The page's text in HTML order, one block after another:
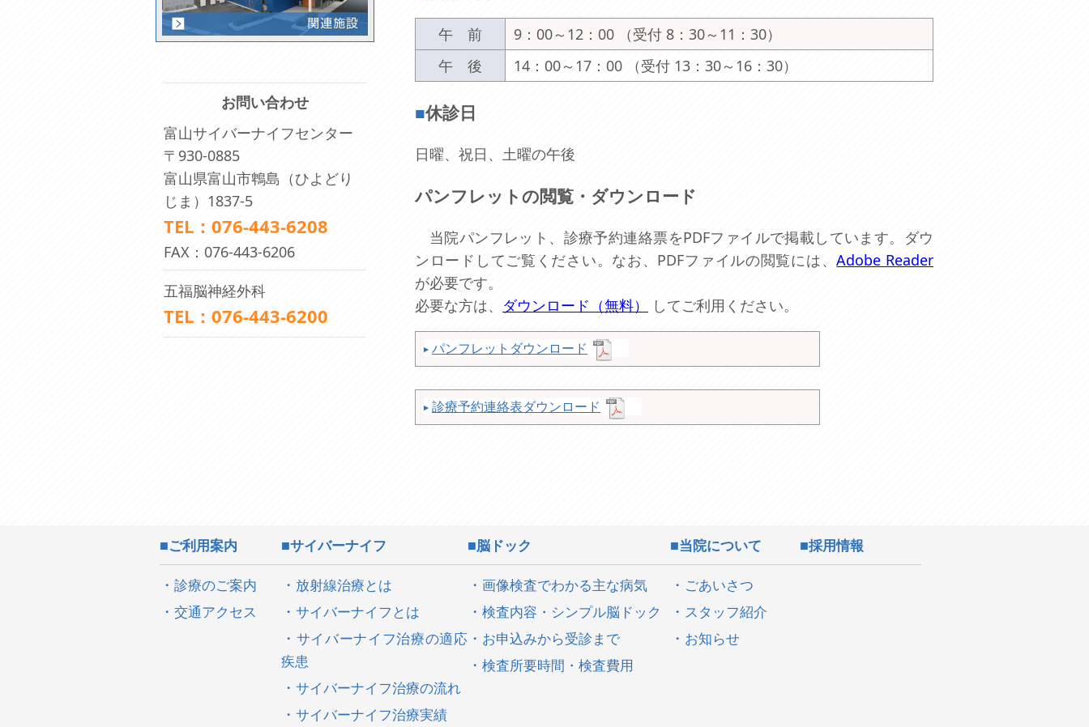
お問い合わせ
富山サイバーナイフセンター
〒930-0885
富山県富山市鵯島（ひよどり
じま）1837-5
TEL：076-443-6208
FAX：076-443-6206
五福脳神経外科
TEL：076-443-6200
午 前
9：00～12：00 （受付 8：30～11：30）
午 後
14：00～17：00 （受付 13：30～16：30）
■休診日
日曜、祝日、土曜の午後
パンフレットの閲覧・ダウンロード
当院パンフレット、診療予約連絡票をPDFファイルで掲載しています。ダウ
ンロードしてご覧ください。なお、PDFファイルの閲覧には、Adobe Reader
が必要です。
必要な方は、 ダウンロード（無料） してご利用ください。
パンフレットダウンロード
診療予約連絡表ダウンロード
ご利用案内
診療のご案内
交通アクセス
サイバーナイフ
放射線治療とは
サイバーナイフとは
サイバーナイフ治療の適応
疾患
サイバーナイフ治療の流れ
サイバーナイフ治療実績
脳ドック
画像検査でわかる主な病気
検査内容・シンプル脳ドック
お申込みから受診まで
検査所要時間・検査費用
当院について
ごあいさつ
スタッフ紹介
お知らせ
採用情報